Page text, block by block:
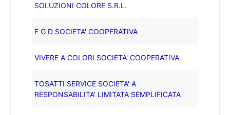
SOLUZIONI COLORE S.R.L.
F G D SOCIETA' COOPERATIVA
VIVERE A COLORI SOCIETA' COOPERATIVA
TOSATTI SERVICE SOCIETA' A
RESPONSABILITA' LIMITATA SEMPLIFICATA